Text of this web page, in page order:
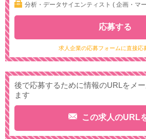
分析・データサイエンティスト ( 企画・マ
求人企業の応募フォームに直接応
応募する
後で応募するために情報のURLをメ
ます
この求人のURL